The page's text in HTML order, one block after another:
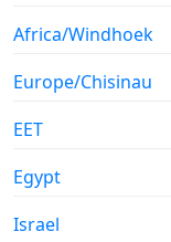
Africa/Windhoek
Europe/Chisinau
EET
Egypt
Israel